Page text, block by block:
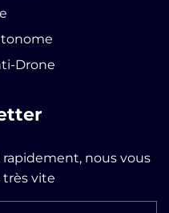
Drone
nous vous
vite